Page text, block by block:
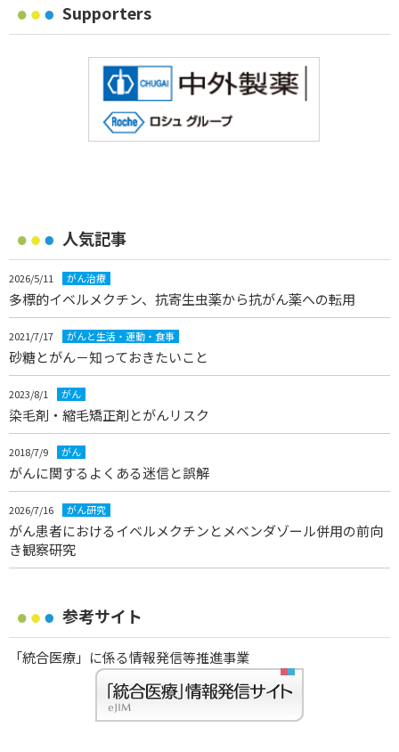
Supporters
人気記事
2026/5/11 がん治療
多標的イベルメクチン、抗寄生虫薬から抗がん薬への転用
2021/7/17 がんと生活・運動・食事
砂糖とがん－知っておきたいこと
2023/8/1 がん
染毛剤・縮毛矯正剤とがんリスク
2018/7/9 がん
がんに関するよくある迷信と誤解
2026/7/16 がん研究
がん患者におけるイベルメクチンとメベンダゾール併用の前向
き観察研究
参考サイト
「統合医療」に係る情報発信等推進事業